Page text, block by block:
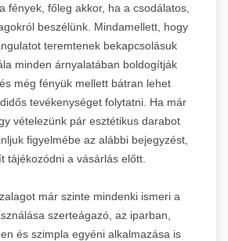
fények, főleg akkor, ha a csodálatos,
beszélünk. Mindamellett, hogy
teremtenek bekapcsolásuk
minden árnyalatában boldogítják
még fényük mellett bátran lehet
tevékenységet folytatni. Ha már
vételezünk pár esztétikus darabot
figyelmébe az alábbi bejegyzést,
tájékozódni a vásárlás előtt.
már szinte mindenki ismeri a
szerteágazó, az iparban,
és szimpla egyéni alkalmazása is